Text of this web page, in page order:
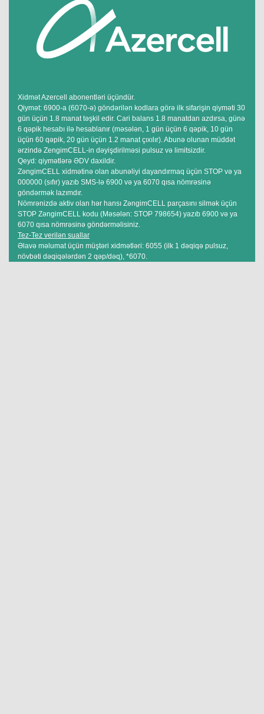
Xidmət Azercell abonentləri üçündür.
Qiymət: 6900-a (6070-ə) göndərilən kodlara görə ilk sifarişin qiyməti 30
gün üçün 1.8 manat təşkil edir. Cari balans 1.8 manatdan azdırsa, günə
6 qəpik hesabı ilə hesablanır (məsələn, 1 gün üçün 6 qəpik, 10 gün
üçün 60 qəpik, 20 gün üçün 1.2 manat çıxılır). Abunə olunan müddət
ərzində ZengimCELL-in dəyişdirilməsi pulsuz və limitsizdir.
Qeyd: qiymətlərə ƏDV daxildir.
ZəngimCELL xidmətinə olan abunəliyi dayandırmaq üçün STOP və ya
000000 (sıfır) yazıb SMS-lə 6900 və ya 6070 qısa nömrəsinə
göndərmək lazımdır.
Nömrənizdə aktiv olan hər hansı ZəngimCELL parçasını silmək üçün
STOP ZəngimCELL kodu (Məsələn: STOP 798654) yazıb 6900 və ya
6070 qısa nömrəsinə göndərməlisiniz.
Tez-Tez verilən suallar
Əlavə məlumat üçün müştəri xidmətləri: 6055 (ilk 1 dəqiqə pulsuz,
növbəti dəqiqələrdən 2 qəp/dəq), *6070.